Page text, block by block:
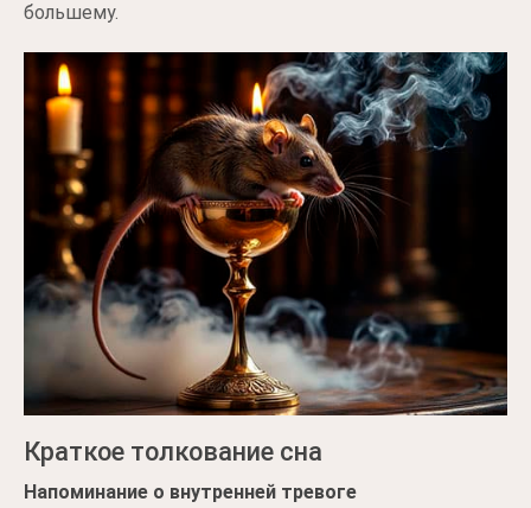
большему.
Краткое толкование сна
Напоминание о внутренней тревоге